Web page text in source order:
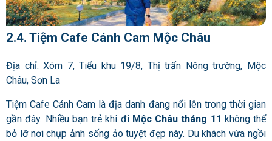
2.4. Tiệm Cafe Cánh Cam Mộc Châu
Địa chỉ: Xóm 7, Tiểu khu 19/8, Thị trấn Nông trường, Mộc
Châu, Sơn La
Tiệm Cafe Cánh Cam là địa danh đang nổi lên trong thời gian
gần đây. Nhiều bạn trẻ khi điMộc Châu tháng 11 không thể
bỏ lỡ nơi chụp ảnh sống ảo tuyệt đẹp này. Du khách vừa ngồi